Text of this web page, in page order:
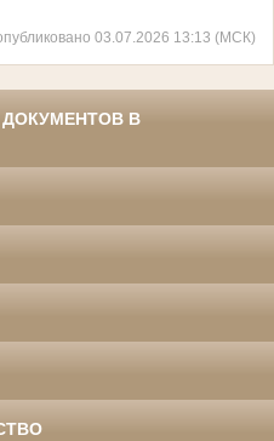
03.07.2026 13:13 (МСК)
В